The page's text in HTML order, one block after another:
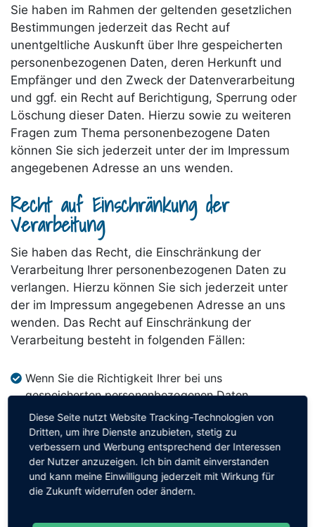
Sie haben im Rahmen der geltenden gesetzlichen
Bestimmungen jederzeit das Recht auf
unentgeltliche Auskunft über Ihre gespeicherten
personenbezogenen Daten, deren Herkunft und
Empfänger und den Zweck der Datenverarbeitung
und ggf. ein Recht auf Berichtigung, Sperrung oder
Löschung dieser Daten. Hierzu sowie zu weiteren
Fragen zum Thema personenbezogene Daten
können Sie sich jederzeit unter der im Impressum
angegebenen Adresse an uns wenden.
Recht auf Einschränkung der
Verarbeitung
Sie haben das Recht, die Einschränkung der
Verarbeitung Ihrer personenbezogenen Daten zu
verlangen. Hierzu können Sie sich jederzeit unter
der im Impressum angegebenen Adresse an uns
wenden. Das Recht auf Einschränkung der
Verarbeitung besteht in folgenden Fällen:
Wenn Sie die Richtigkeit Ihrer bei uns
gespeicherten personenbezogenen Daten
bestreiten, benötigen wir in der Regel Zeit, um dies
zu überprüfen. Für die Dauer der Prüfung haben Sie
das Recht, die Einschränkung der Verarbeitung
Ihrer personenbezogenen Daten zu verlangen.
Wenn die Verarbeitung Ihrer personenbezogenen
Diese Seite nutzt Website Tracking-Technologien von
Dritten, um ihre Dienste anzubieten, stetig zu
verbessern und Werbung entsprechend der Interessen
der Nutzer anzuzeigen. Ich bin damit einverstanden
und kann meine Einwilligung jederzeit mit Wirkung für
die Zukunft widerrufen oder ändern.